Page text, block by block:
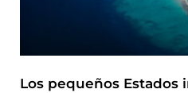
Los pequeños Estados